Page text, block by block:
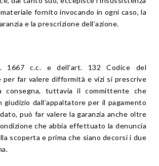
fornito invocando in ogni caso, la
e la prescrizione dell’azione.
1667 c.c. e dell’art. 132 Codice del
per far valere difformità e vizi si prescrive
consegna, tuttavia il committente che
giudizio dall’appaltatore per il pagamento
può far valere la garanzia anche oltre
che abbia effettuato la denuncia
scoperta e prima che siano decorsi i due